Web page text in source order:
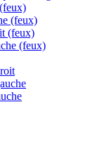
(feux)
(feux)
(feux)